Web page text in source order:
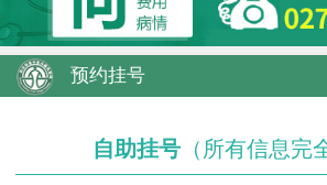
预约挂号
自助挂号 （所有信息完